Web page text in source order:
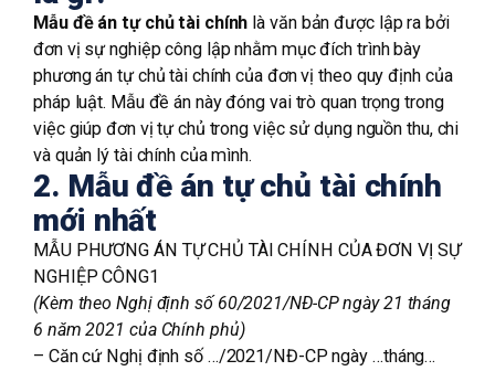
TƯ VẤN MIỄN PHÍ
Mẫu đề án tự chủ tài chính là văn bản được lập ra bởi
đơn vị sự nghiệp công lập nhằm mục đích trình bày
phương án tự chủ tài chính của đơn vị theo quy định của
pháp luật. Mẫu đề án này đóng vai trò quan trọng trong
việc giúp đơn vị tự chủ trong việc sử dụng nguồn thu, chi
và quản lý tài chính của mình.
2. Mẫu đề án tự chủ tài chính
mới nhất
MẪU PHƯƠNG ÁN TỰ CHỦ TÀI CHÍNH CỦA ĐƠN VỊ SỰ
NGHIỆP CÔNG1
(Kèm theo Nghị định số 60/2021/NĐ-CP ngày 21 tháng
6 năm 2021 của Chính phủ)
– Căn cứ Nghị định số …/2021/NĐ-CP ngày …tháng…